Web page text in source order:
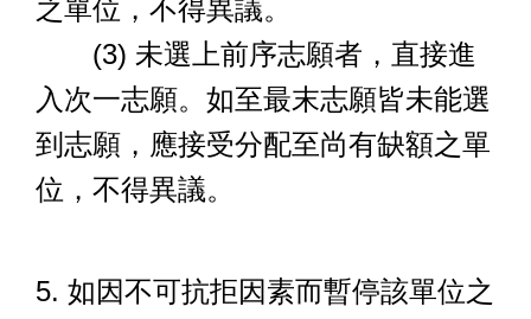
之單位，不得異議。
(3) 未選上前序志願者，直接進
入次一志願。如至最末志願皆未能選
到志願，應接受分配至尚有缺額之單
位，不得異議。
5. 如因不可抗拒因素而暫停該單位之